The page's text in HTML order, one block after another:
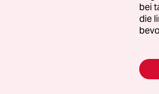
austreiben?
bei
die